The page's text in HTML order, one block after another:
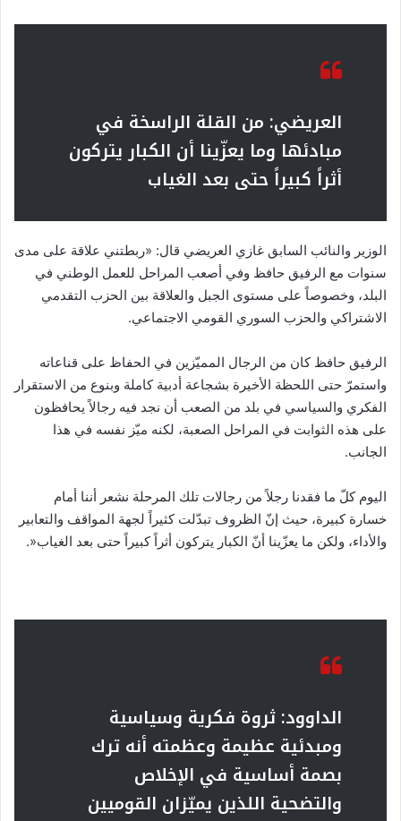
العريضي: من القلة الراسخة في
مبادئها وما يعزّينا أن الكبار يتركون
أثراً كبيراً حتى بعد الغياب
الوزير والنائب السابق غازي العريضي قال: «ربطتني علاقة على مدى
سنوات مع الرفيق حافظ وفي أصعب المراحل للعمل الوطني في
البلد، وخصوصاً على مستوى الجبل والعلاقة بين الحزب التقدمي
الاشتراكي والحزب السوري القومي الاجتماعي.
الرفيق حافظ كان من الرجال المميّزين في الحفاظ على قناعاته
واستمرّ حتى اللحظة الأخيرة بشجاعة أدبية كاملة وبنوع من الاستقرار
الفكري والسياسي في بلد من الصعب أن نجد فيه رجالاً يحافظون
على هذه الثوابت في المراحل الصعبة، لكنه ميّز نفسه في هذا
الجانب.
اليوم كلّ ما فقدنا رجلاً من رجالات تلك المرحلة نشعر أننا أمام
خسارة كبيرة، حيث إنّ الظروف تبدّلت كثيراً لجهة المواقف والتعابير
والأداء، ولكن ما يعزّينا أنّ الكبار يتركون أثراً كبيراً حتى بعد الغياب«.
الداوود: ثروة فكرية وسياسية
ومبدئية عظيمة وعظمته أنه ترك
بصمة أساسية في الإخلاص
والتضحية اللذين يميّزان القوميين